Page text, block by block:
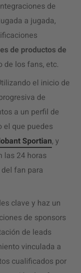
de
a jugada,
de productos de
de los fans, etc.
el inicio de
de
a un perfil de
el que puedes
Sportian, y
las 24 horas
fan para
clave y haz un
de sponsors
de leads
vinculada a
cualificados por